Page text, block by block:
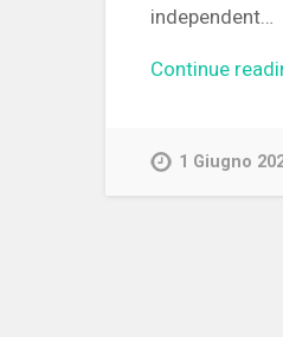
independent…
Continue
1 Giugno